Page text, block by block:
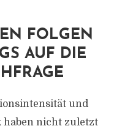
FOLGEN
AUF DIE
und
haben nicht zuletzt